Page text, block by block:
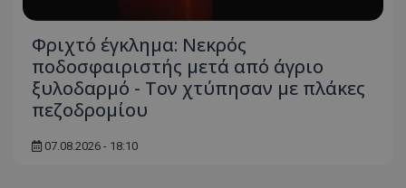
Φριχτό έγκλημα: Νεκρός
ποδοσφαιριστής μετά από άγριο
ξυλοδαρμό - Τον χτύπησαν με πλάκες
πεζοδρομίου
07.08.2026 - 18:10